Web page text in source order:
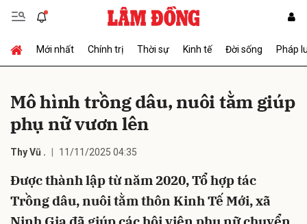
Mới nhất Chính trị Thời sự Kinh tế Đời sống Pháp
Mô hình trồng dâu, nuôi tằm giúp
phụ nữ vươn lên
Thy Vũ . 11/11/2025 04:35
Được thành lập từ năm 2020, Tổ hợp tác
Trồng dâu, nuôi tằm thôn Kinh Tế Mới, xã
Gửi bình luận
Hủy Gửi